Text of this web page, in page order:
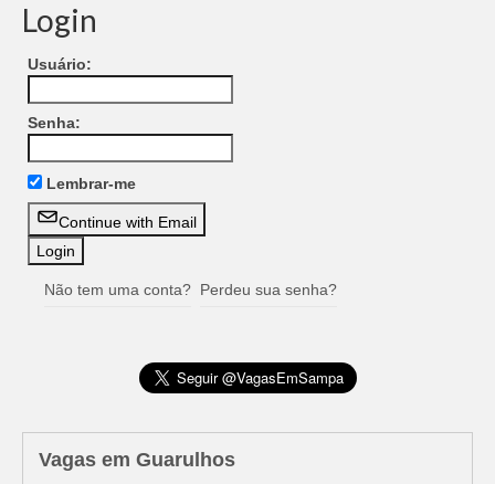
Login
Usuário:
Senha:
Lembrar-me
Continue with Email
Não tem uma conta? Perdeu sua senha?
Vagas em Guarulhos